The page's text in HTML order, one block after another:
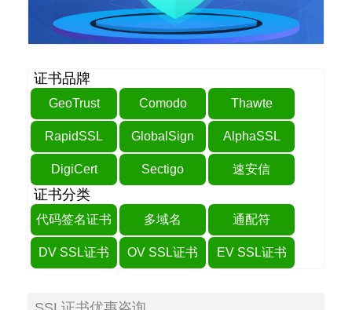
证书品牌
GeoTrust Comodo Thawte
RapidSSL GlobalSign AlphaSSL
DigiCert Sectigo 速安信
证书分类
代码签名证书 多域名 通配符
DV SSL证书 OV SSL证书 EV SSL证书